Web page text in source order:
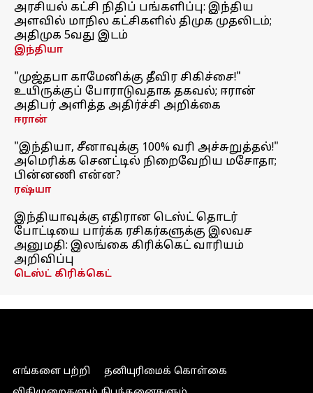
அரசியல் கட்சி நிதிப் பங்களிப்பு: இந்திய
அளவில் மாநில கட்சிகளில் திமுக முதலிடம்;
அதிமுக 5வது இடம்
இந்தியா
"முஜ்தபா காமேனிக்கு தீவிர சிகிச்சை!"
உயிருக்குப் போராடுவதாக தகவல்; ஈரான்
அதிபர் அளித்த அதிர்ச்சி அறிக்கை
ஈரான்
"இந்தியா, சீனாவுக்கு 100% வரி அச்சுறுத்தல்!"
அமெரிக்க செனட்டில் நிறைவேறிய மசோதா;
பின்னணி என்ன?
ரஷ்யா
இந்தியாவுக்கு எதிரான டெஸ்ட் தொடர்
போட்டியை பார்க்க ரசிகர்களுக்கு இலவச
அனுமதி: இலங்கை கிரிக்கெட் வாரியம்
அறிவிப்பு
டெஸ்ட் கிரிக்கெட்
எங்களை பற்றி
தனியுரிமைக் கொள்கை